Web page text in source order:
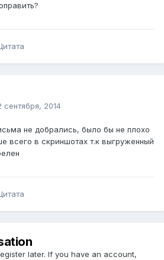
сентября, 2014
не добрались, было бы не плохо
всего в скриншотах т.к выгруженный
later. If you have an account,